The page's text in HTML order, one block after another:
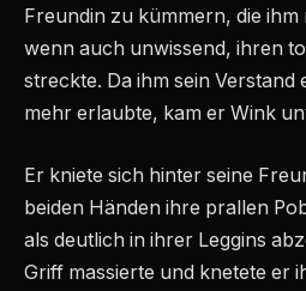
Freundin zu kümmern, die ihm
wenn auch unwissend, ihren
streckte. Da ihm sein Verstand
mehr erlaubte, kam er Wink
Er kniete sich hinter seine
beiden Händen ihre prallen
als deutlich in ihrer Leggins
Griff massierte und knetete er